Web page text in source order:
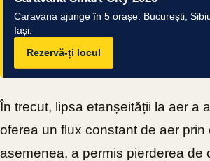
Caravana ajunge în 5 orașe: București,
Iași.
Rezervă-ți locul
În trecut, lipsa etanșeității la aer a
oferea un flux constant de aer prin
asemenea, a permis pierderea de